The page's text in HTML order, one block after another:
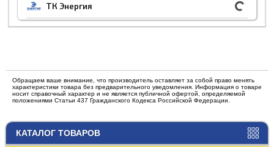
КАТАЛОГ ТОВАРОВ
ТК Энергия
Обращаем ваше внимание, что производитель оставляет за собой право менять
характеристики товара без предварительного уведомления. Информация о товаре
носит справочный характер и не является публичной офертой, определяемой
положениями Статьи 437 Гражданского Кодекса Российской Федерации.